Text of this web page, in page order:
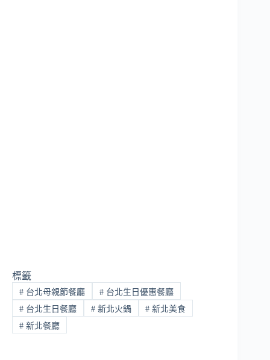
標籤
#台北母親節餐廳 #台北生日優惠餐廳
#台北生日餐廳 #新北火鍋 # 新北美食
#新北餐廳